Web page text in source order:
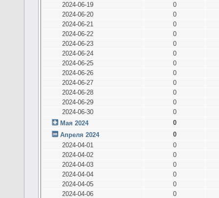
2024-06-19
0
2024-06-20
0
2024-06-21
0
2024-06-22
0
2024-06-23
0
2024-06-24
0
2024-06-25
0
2024-06-26
0
2024-06-27
0
2024-06-28
0
2024-06-29
0
2024-06-30
0
Мая 2024
0
Апреля 2024
0
2024-04-01
0
2024-04-02
0
2024-04-03
0
2024-04-04
0
2024-04-05
0
2024-04-06
0